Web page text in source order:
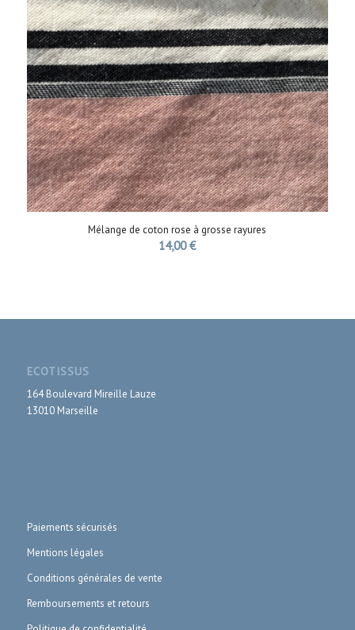
Mélange de coton rose à grosse rayures
14,00€
ECOTISSUS
164 Boulevard Mireille Lauze
13010 Marseille
Paiements sécurisés
Mentions légales
Conditions générales de vente
Remboursements et retours